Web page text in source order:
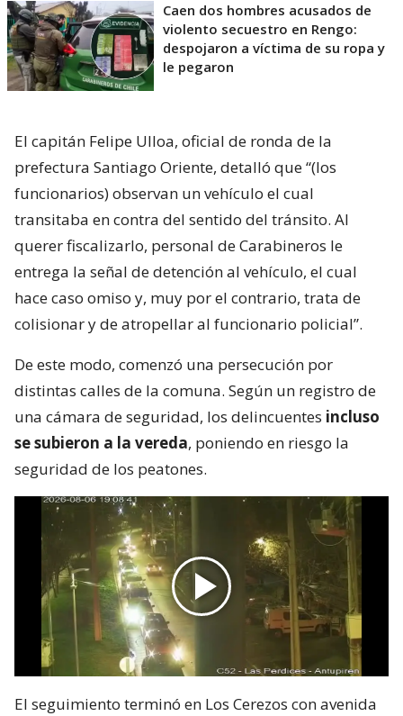
Caen dos hombres acusados de
violento secuestro en Rengo:
despojaron a víctima de su ropa y
le pegaron
El capitán Felipe Ulloa, oficial de ronda de la
prefectura Santiago Oriente, detalló que “(los
funcionarios) observan un vehículo el cual
transitaba en contra del sentido del tránsito. Al
querer fiscalizarlo, personal de Carabineros le
entrega la señal de detención al vehículo, el cual
hace caso omiso y, muy por el contrario, trata de
colisionar y de atropellar al funcionario policial”.
De este modo, comenzó una persecución por
distintas calles de la comuna. Según un registro de
una cámara de seguridad, los delincuentes incluso
se subieron a la vereda, poniendo en riesgo la
seguridad de los peatones.
El seguimiento terminó en Los Cerezos con avenida